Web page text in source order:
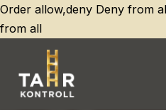
Order allow,deny Deny from
from allHoppa
till
innehåll